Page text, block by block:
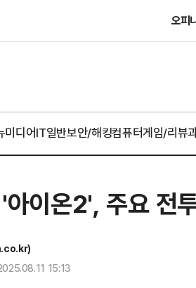
오피
미디어IT일반보안/해킹컴퓨터게임/리뷰
이온2', 주요 전
15:13